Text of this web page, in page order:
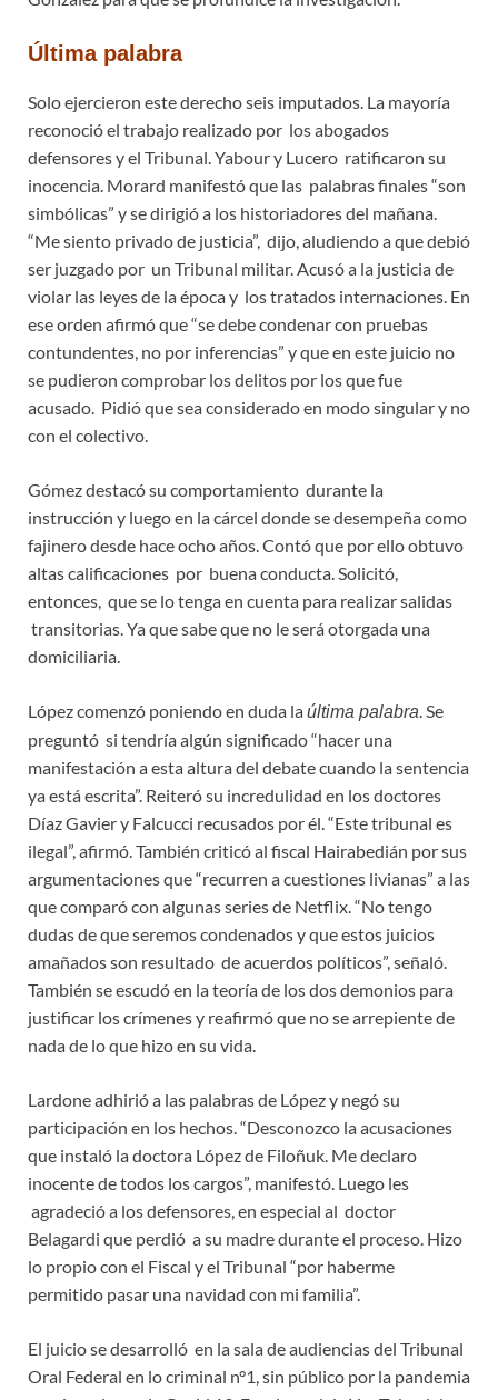
Última palabra
Solo ejercieron este derecho seis imputados. La mayoría
reconoció el trabajo realizado por los abogados
defensores y el Tribunal. Yabour y Lucero ratificaron su
inocencia. Morard manifestó que las palabras finales “son
simbólicas” y se dirigió a los historiadores del mañana.
“Me siento privado de justicia”, dijo, aludiendo a que debió
ser juzgado por un Tribunal militar. Acusó a la justicia de
violar las leyes de la época y los tratados internaciones. En
ese orden afirmó que “se debe condenar con pruebas
contundentes, no por inferencias” y que en este juicio no
se pudieron comprobar los delitos por los que fue
acusado. Pidió que sea considerado en modo singular y no
con el colectivo.
Gómez destacó su comportamiento durante la
instrucción y luego en la cárcel donde se desempeña como
fajinero desde hace ocho años. Contó que por ello obtuvo
altas calificaciones por buena conducta. Solicitó,
entonces, que se lo tenga en cuenta para realizar salidas
transitorias. Ya que sabe que no le será otorgada una
domiciliaria.
López comenzó poniendo en duda laúltima palabra. Se
preguntó si tendría algún significado “hacer una
manifestación a esta altura del debate cuando la sentencia
ya está escrita”. Reiteró su incredulidad en los doctores
Díaz Gavier y Falcucci recusados por él. “Este tribunal es
ilegal”, afirmó. También criticó al fiscal Hairabedián por sus
argumentaciones que “recurren a cuestiones livianas” a las
que comparó con algunas series de Netflix. “No tengo
dudas de que seremos condenados y que estos juicios
amañados son resultado de acuerdos políticos”, señaló.
También se escudó en la teoría de los dos demonios para
justificar los crímenes y reafirmó que no se arrepiente de
nada de lo que hizo en su vida.
Lardone adhirió a las palabras de López y negó su
participación en los hechos. “Desconozco la acusaciones
que instaló la doctora López de Filoñuk. Me declaro
inocente de todos los cargos”, manifestó. Luego les
agradeció a los defensores, en especial al doctor
Belagardi que perdió a su madre durante el proceso. Hizo
lo propio con el Fiscal y el Tribunal “por haberme
permitido pasar una navidad con mi familia”.
El juicio se desarrolló en la sala de audiencias del Tribunal
Oral Federal en lo criminal n°1, sin público por la pandemia